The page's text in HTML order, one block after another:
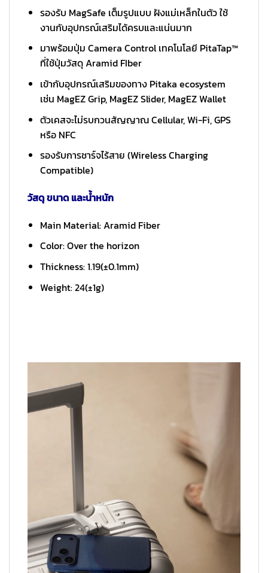
รองรับ MagSafe เต็มรูปแบบ ฝังแม่เหล็กในตัว ใช้
งานกับอุปกรณ์เสริมได้ครบและแน่นมาก
มาพร้อมปุ่ม Camera Control เทคโนโลยี PitaTap™
ที่ใช้ปุ่มวัสดุ Aramid FIber
เข้ากับอุปกรณ์เสริมของทาง Pitaka ecosystem
เช่น MagEZ Grip, MagEZ Slider, MagEZ Wallet
ตัวเคสจะไม่รบกวนสัญญาณ Cellular, Wi-Fi, GPS
หรือ NFC
รองรับการชาร์จไร้สาย (Wireless Charging
Compatible)
วัสดุ ขนาด และน้ำหนัก
Main Material: Aramid Fiber
Color: Over the horizon
Thickness: 1.19(±0.1mm)
Weight: 24(±1g)